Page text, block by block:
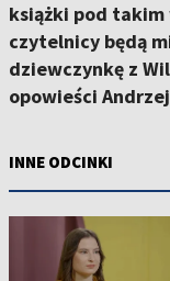
książki pod takim
czytelnicy będą
dziewczynkę z
opowieści
INNE ODCINKI